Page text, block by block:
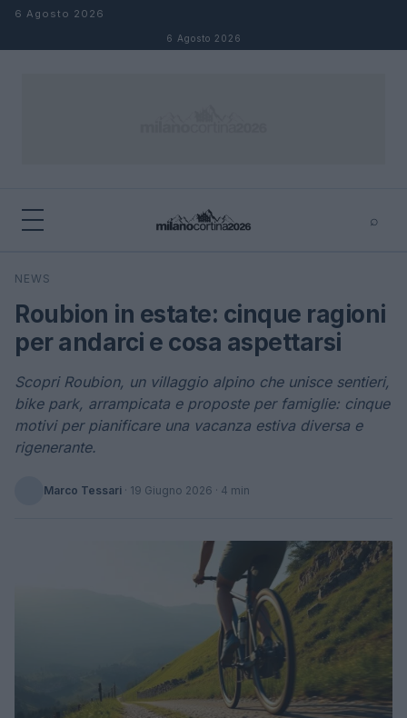
Salta al contenuto
6 Agosto 2026
6 Agosto 2026
⌕
Cerca
NEWS
Roubion in estate: cinque ragioni
per andarci e cosa aspettarsi
Scopri Roubion, un villaggio alpino che unisce sentieri,
bike park, arrampicata e proposte per famiglie: cinque
motivi per pianificare una vacanza estiva diversa e
rigenerante.
Marco Tessari · 19 Giugno 2026 · 4 min